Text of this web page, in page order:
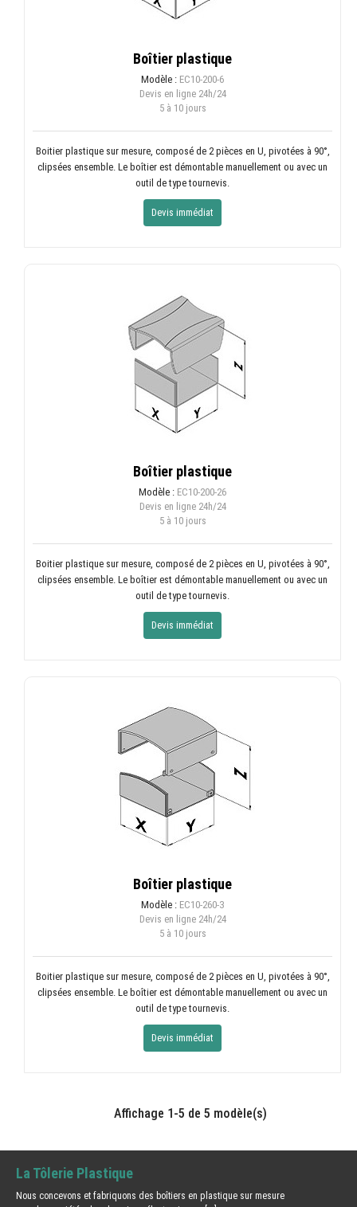
Boîtier plastique
Modèle : EC10-200-6
Devis en ligne24h/24
5 à 10 jours
Boitier plastique sur mesure, composé de 2 pièces en U, pivotées à 90°,
clipsées ensemble. Le boîtier est démontable manuellement ou avec un
outil de type tournevis.
Devis immédiat
Boîtier plastique
Modèle : EC10-200-26
Devis en ligne24h/24
5 à 10 jours
Boitier plastique sur mesure, composé de 2 pièces en U, pivotées à 90°,
clipsées ensemble. Le boîtier est démontable manuellement ou avec un
outil de type tournevis.
Devis immédiat
Boîtier plastique
Modèle : EC10-260-3
Devis en ligne24h/24
5 à 10 jours
Boitier plastique sur mesure, composé de 2 pièces en U, pivotées à 90°,
clipsées ensemble. Le boîtier est démontable manuellement ou avec un
outil de type tournevis.
Devis immédiat
Affichage 1-5 de 5 modèle(s)
La Tôlerie Plastique
Nous concevons et fabriquons des boîtiers en plastique sur mesure